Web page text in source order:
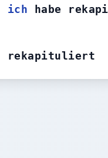
ich habe
rekapituliert